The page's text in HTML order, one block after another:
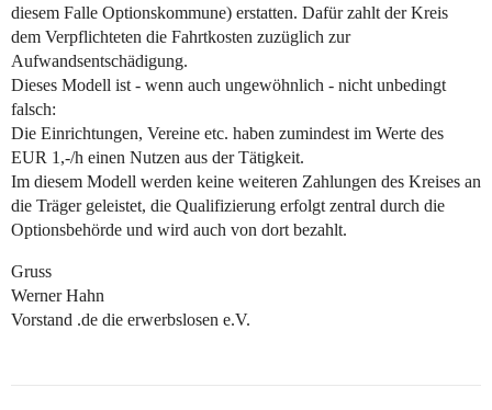
diesem Falle Optionskommune) erstatten. Dafür zahlt der Kreis
dem Verpflichteten die Fahrtkosten zuzüglich zur
Aufwandsentschädigung.
Dieses Modell ist - wenn auch ungewöhnlich - nicht unbedingt
falsch:
Die Einrichtungen, Vereine etc. haben zumindest im Werte des
EUR 1,-/h einen Nutzen aus der Tätigkeit.
Im diesem Modell werden keine weiteren Zahlungen des Kreises an
die Träger geleistet, die Qualifizierung erfolgt zentral durch die
Optionsbehörde und wird auch von dort bezahlt.
Gruss
Werner Hahn
Vorstand .de die erwerbslosen e.V.